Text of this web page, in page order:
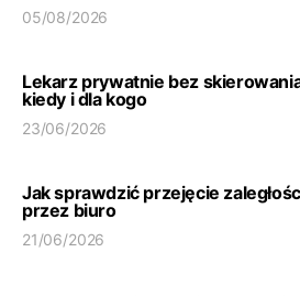
05/08/2026
Lekarz prywatnie bez
kiedy i dla kogo
23/06/2026
Jak sprawdzić przejęcie
przez biuro
21/06/2026